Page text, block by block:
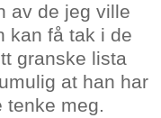
av de jeg ville
kan få tak i de
granske lista
at han har
tenke meg.